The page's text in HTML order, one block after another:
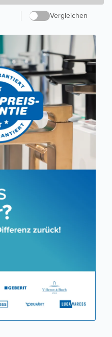
Vergleichen